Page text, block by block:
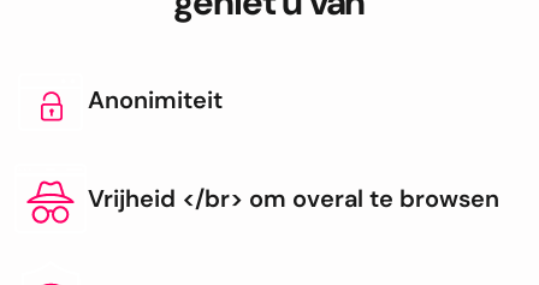
Anonimiteit
Vrijheid </br> om overal te browsen